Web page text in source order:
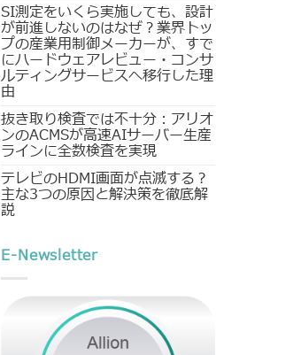
SI測定をいくら実施しても、設計
が前進しないのはなぜ？業界トッ
プの産業用制御メーカーが、すで
にハードウェアレビュー・コンサ
ルティングサービスへ移行した理
由
抜き取り検査では不十分：アリオ
ンのACMSが高速AIサーバー生産
ラインに全数検査を実現
テレビのHDMI画面が点滅する？
主な3つの原因と解決策を徹底解
説
E-Newsletter